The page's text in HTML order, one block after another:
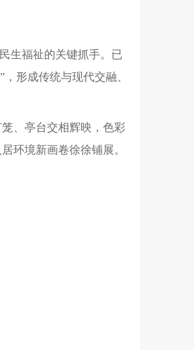
生福祉的关键抓手。已
形成传统与现代交融、
、亭台交相辉映，色彩
环境新画卷徐徐铺展。